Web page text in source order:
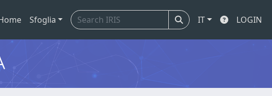
Sfoglia IT LOGIN